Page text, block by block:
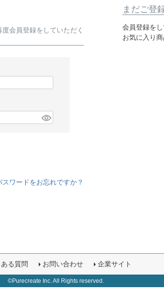
会員登録をしていただく
スワードをお忘れですか？
まだご登
会員登録を
お気に入り
る質問 お問い合わせ 企業サイト
©Purecreate Inc. All Rights reserved.